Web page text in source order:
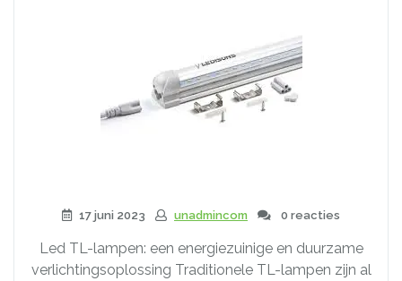
17 juni 2023 unadmincom 0 reacties
Led TL-lampen: een energiezuinige en duurzame
verlichtingsoplossing Traditionele TL-lampen zijn al